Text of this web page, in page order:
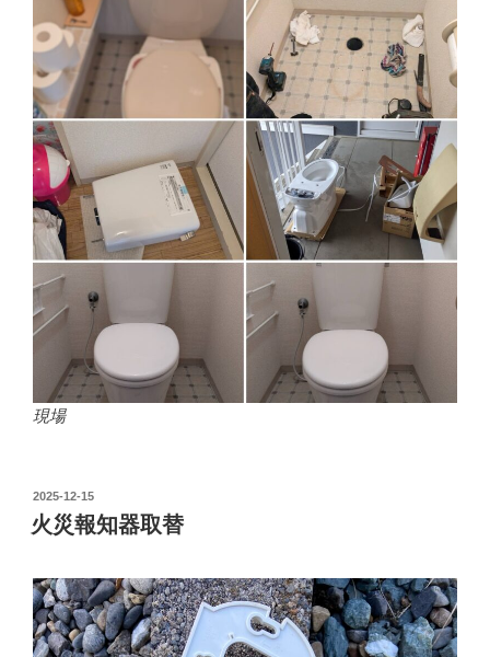
現場
投
稿
日:
2025-12-15
火災報知器取替